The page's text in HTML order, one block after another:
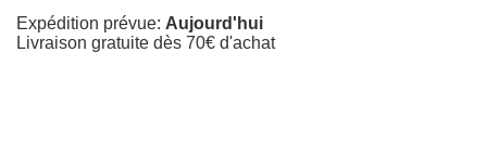
Expédition prévue: Aujourd'hui
Livraison gratuite dès 70€ d'achat